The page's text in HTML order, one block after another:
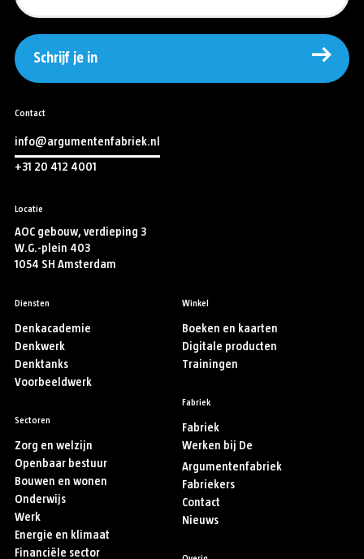
Schrijf je in
Contact
info@argumentenfabriek.nl
+31 20 412 4001
Locatie
AOC gebouw, verdieping 3
W.G.-plein 403
1054 SH Amsterdam
Diensten
Denkacademie
Denkwerk
Denktanks
Voorbeeldwerk
Sectoren
Zorg en welzijn
Openbaar bestuur
Bouwen en wonen
Onderwijs
Werk
Energie en klimaat
Financiële sector
Winkel
Boeken en kaarten
Digitale producten
Trainingen
Fabriek
Fabriek
Werken bij De
Argumentenfabriek
Fabriekers
Contact
Nieuws